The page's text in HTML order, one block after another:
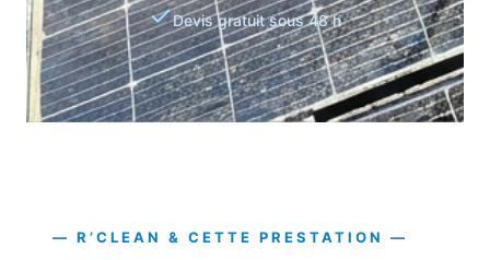
Devis gratuit sous 48 h
— R’CLEAN & CETTE PRESTATION —